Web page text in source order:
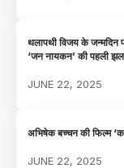
थलापथी विजय के जन्मदिन
‘जन नायकन’ की पहली
JUNE 22, 2025
अभिषेक बच्चन की फिल्म
JUNE 22, 2025